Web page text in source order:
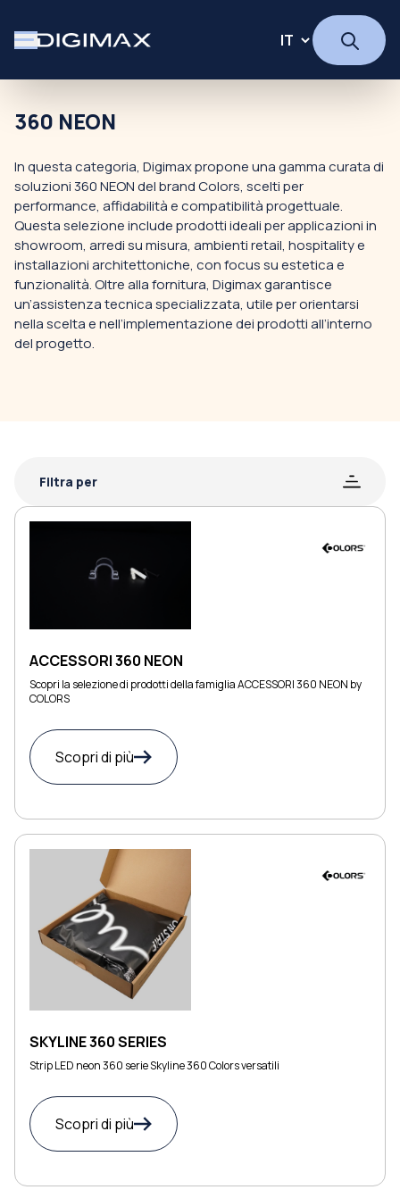
360 NEON
In questa categoria, Digimax propone una gamma curata di
soluzioni 360 NEON del brand Colors, scelti per
performance, affidabilità e compatibilità progettuale.
Questa selezione include prodotti ideali per applicazioni in
showroom, arredi su misura, ambienti retail, hospitality e
installazioni architettoniche, con focus su estetica e
funzionalità. Oltre alla fornitura, Digimax garantisce
un’assistenza tecnica specializzata, utile per orientarsi
nella scelta e nell’implementazione dei prodotti all’interno
del progetto.
Filtra per
ACCESSORI 360 NEON
Scopri la selezione di prodotti della famiglia ACCESSORI 360 NEON by
COLORS
Scopri di più
SKYLINE 360 SERIES
Strip LED neon 360 serie Skyline 360 Colors versatili
Scopri di più